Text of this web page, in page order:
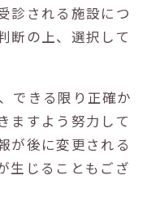
診される施設につ
断の上、選択して
できる限り正確か
ますよう努力して
が後に変更される
生じることもござ